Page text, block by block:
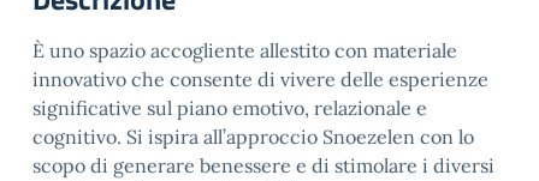
È uno spazio accogliente allestito con materiale
innovativo che consente di vivere delle esperienze
significative sul piano emotivo, relazionale e
cognitivo. Si ispira all’approccio Snoezelen con lo
scopo di generare benessere e di stimolare i diversi